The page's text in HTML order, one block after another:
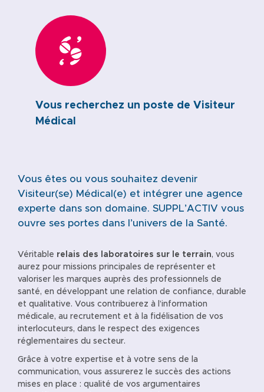
Vous recherchez un poste de Visiteur
Médical
Vous êtes ou vous souhaitez devenir
Visiteur(se) Médical(e) et intégrer une agence
experte dans son domaine. SUPPL’ACTIV vous
ouvre ses portes dans l’univers de la Santé.
Véritable relais des laboratoires sur le terrain, vous
aurez pour missions principales de représenter et
valoriser les marques auprès des professionnels de
santé, en développant une relation de confiance, durable
et qualitative. Vous contribuerez à l’information
médicale, au recrutement et à la fidélisation de vos
interlocuteurs, dans le respect des exigences
réglementaires du secteur.
Grâce à votre expertise et à votre sens de la
communication, vous assurerez le succès des actions
mises en place : qualité de vos argumentaires